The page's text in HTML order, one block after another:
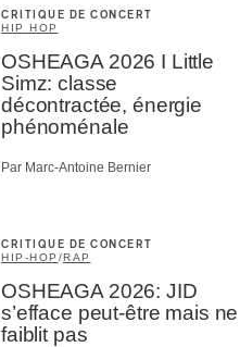
CRITIQUE DE CONCERT
HIP HOP
OSHEAGA 2026 I Little
Simz: classe
décontractée, énergie
phénoménale
Par Marc-Antoine Bernier
CRITIQUE DE CONCERT
HIP-HOP /RAP
OSHEAGA 2026: JID
s’efface peut-être mais ne
faiblit pas